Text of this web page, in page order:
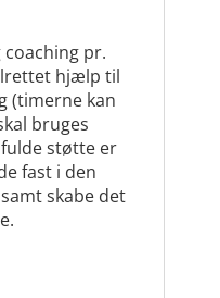
pr.
hjælp til
(timerne kan
bruges
støtte er
fast i den
skabe det